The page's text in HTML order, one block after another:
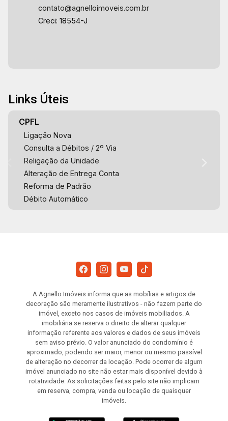
contato@agnelloimoveis.com.br
Creci: 18554-J
Links Úteis
CPFL
Ligação Nova
Consulta a Débitos / 2º Via
Religação da Unidade
Alteração de Entrega Conta
Reforma de Padrão
Débito Automático
A Agnello Imóveis informa que as mobílias e artigos de
decoração são meramente ilustrativos - não fazem parte do
imóvel, exceto nos casos de imóveis mobiliados. A
imobiliária se reserva o direito de alterar qualquer
informação referente aos valores e dados de seus imóveis
sem aviso prévio. O valor anunciado do condomínio é
aproximado, podendo ser maior, menor ou mesmo passível
de alteração no decorrer da locação. Pode ocorrer de algum
imóvel anunciado no site não estar mais disponível devido à
rotatividade. As solicitações feitas pelo site não implicam
em reserva, compra, venda ou locação de quaisquer
imóveis.